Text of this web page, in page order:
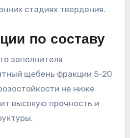
стадиях твердения.
по составу
заполнителя
щебень фракции 5-20
не ниже
высокую прочность и